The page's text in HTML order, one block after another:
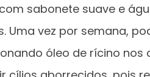
sabonete suave e
Uma vez por semana,
óleo de rícino nos